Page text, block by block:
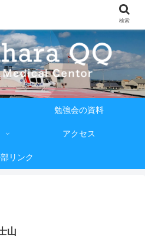
勉強会の資料
アクセス
リンク
山
検索